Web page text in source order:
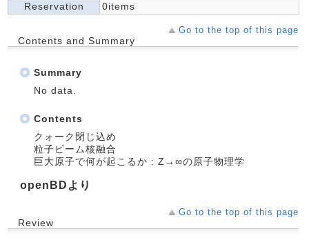
Reservation
0items
Go to the top of this page
Contents and Summary
Summary
No data.
Contents
クォーク閉じ込め
粒子ビーム核融合
巨大原子で何が起こるか : Z→∞の原子物理学
openBDより
Go to the top of this page
Review